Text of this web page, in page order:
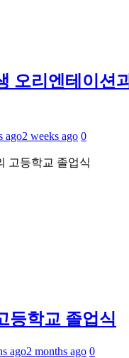
오리엔테이션
ago2 weeks ago 0
등학교 졸업식
ago2 months ago 0